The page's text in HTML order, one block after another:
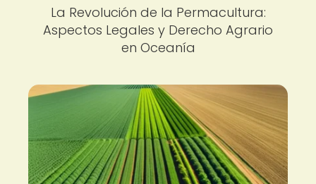
La Revolución de la Permacultura:
Aspectos Legales y Derecho Agrario
en Oceanía